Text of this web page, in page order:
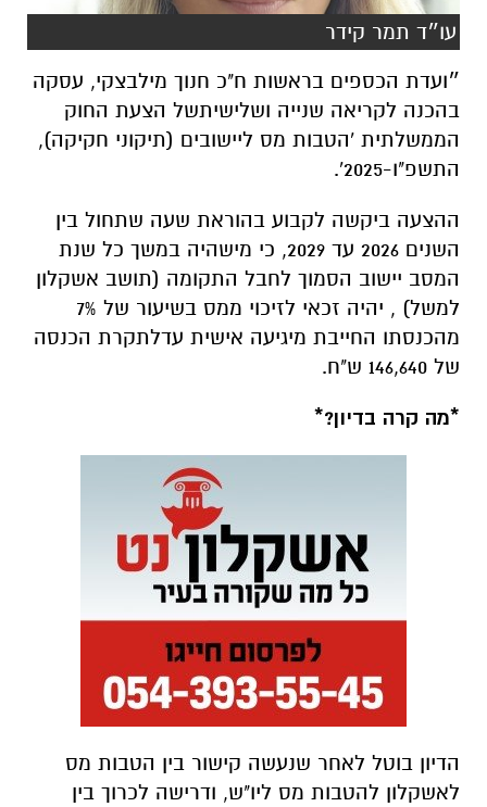
עו״ד תמר קידר
״ועדת הכספים בראשות ח"כ חנוך מילבצקי, עסקה
בהכנה לקריאה שנייה ושלישיתשל הצעת החוק
הממשלתית 'הטבות מס ליישובים (תיקוני חקיקה),
התשפ"ו-2025'.
ההצעה ביקשה לקבוע בהוראת שעה שתחול בין
השנים
עד כי מישהיה במשך כל שנת
המסב יישוב הסמוך לחבל התקומה (תושב אשקלון
למשל) , יהיה זכאי לזיכוי ממס בשיעור של
מהכנסתו החייבת מיגיעה אישית עדלתקרת הכנסה
של
ש"ח.
*מה קרה בדיון?*
הדיון בוטל לאחר שנעשה קישור בין הטבות מס
לאשקלון להטבות מס ליו"ש, ודרישה לכרוך בין